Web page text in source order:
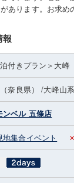
があります。お求め
報
泊付きプラン＞大
奈良県） /大峰山系
ンベル 五條店
地集合イベント